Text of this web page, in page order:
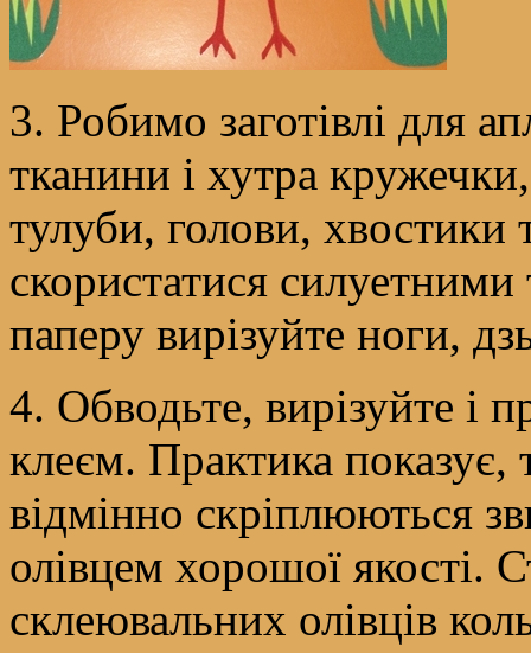
3. Робимо заготівлі для
тканини і хутра
тулуби, голови,
скористатися
паперу вирізуйте ноги,
4. Обводьте, вирізуйте і
клеєм. Практика показує,
відмінно скріплюються
олівцем хорошої якості.
склеювальних олівців